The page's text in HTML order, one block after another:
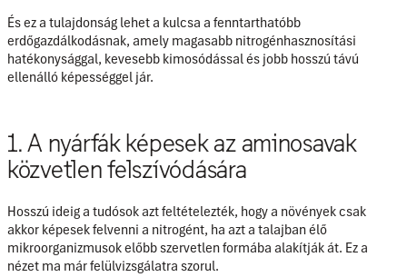
És ez a tulajdonság lehet a kulcsa a fenntarthatóbb
erdőgazdálkodásnak, amely magasabb nitrogénhasznosítási
hatékonysággal, kevesebb kimosódással és jobb hosszú távú
ellenálló képességgel jár.
1. A nyárfák képesek az aminosavak
közvetlen felszívódására
Hosszú ideig a tudósok azt feltételezték, hogy a növények csak
akkor képesek felvenni a nitrogént, ha azt a talajban élő
mikroorganizmusok előbb szervetlen formába alakítják át. Ez a
nézet ma már felülvizsgálatra szorul.